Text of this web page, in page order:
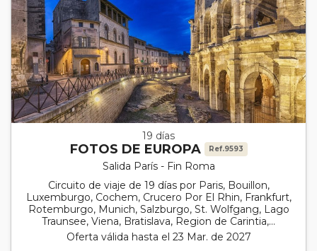
19 días
FOTOS DE EUROPA Ref.9593
Salida París - Fin Roma
Circuito de viaje de 19 días por Paris, Bouillon,
Luxemburgo, Cochem, Crucero Por El Rhin, Frankfurt,
Rotemburgo, Munich, Salzburgo, St. Wolfgang, Lago
Traunsee, Viena, Bratislava, Region de Carintia,...
Oferta válida hasta el 23 Mar. de 2027